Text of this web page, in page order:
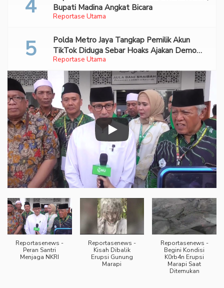
Reportase Utama
Bupati Madina Angkat Bicara
Reportase Utama
Polda Metro Jaya Tangkap Pemilik Akun
TikTok Diduga Sebar Hoaks Ajakan Demo
Turunkan Prabowo-Gibran
Reportasenews -
Peran Santri
Menjaga NKRI
Reportasenews -
Kisah Dibalik
Erupsi Gunung
Marapi
Reportasenews -
Begini Kondisi
K0rb4n Erupsi
Marapi Saat
Ditemukan